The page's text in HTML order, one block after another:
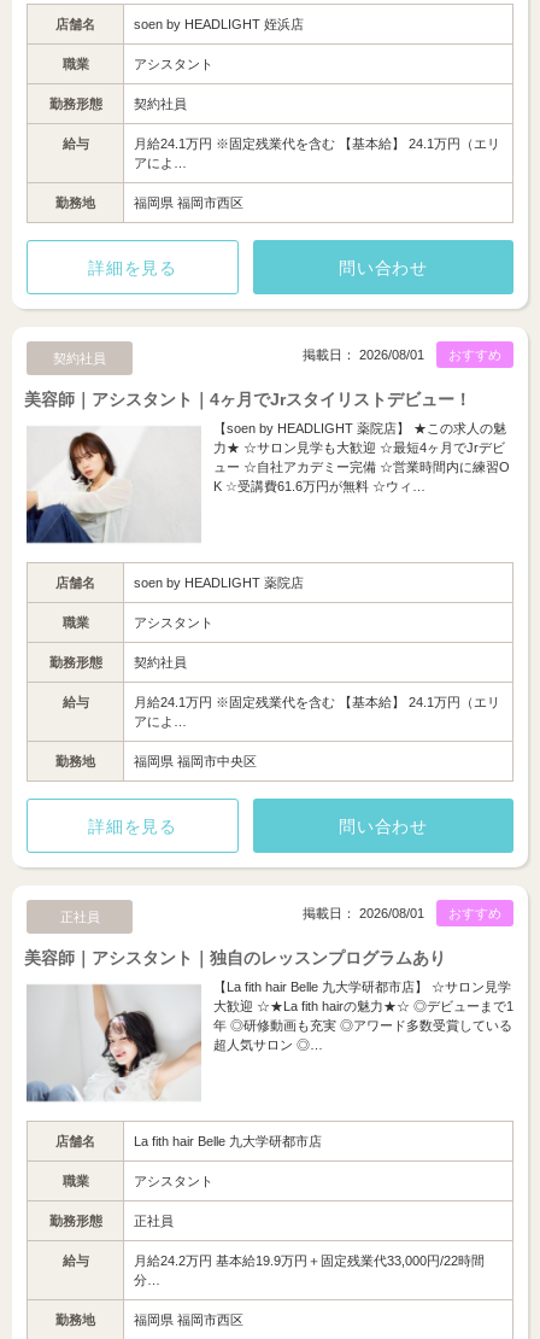
店舗名 soen by HEADLIGHT 姪浜店
職業 アシスタント
勤務形態 契約社員
給与
月給24.1万円 ※固定残業代を含む 【基本給】 24.1万円（エリ
アによ…
勤務地 福岡県 福岡市西区
詳細を見る 問い合わせ
契約社員 おすすめ
掲載日： 2026/08/01
美容師｜アシスタント｜4ヶ月でJrスタイリストデビュー！
【soen by HEADLIGHT 薬院店】 ★この求人の魅
力★ ☆サロン見学も大歓迎 ☆最短4ヶ月でJrデビ
ュー ☆自社アカデミー完備 ☆営業時間内に練習O
K ☆受講費61.6万円が無料 ☆ウィ…
店舗名 soen by HEADLIGHT 薬院店
職業 アシスタント
勤務形態 契約社員
給与
月給24.1万円 ※固定残業代を含む 【基本給】 24.1万円（エリ
アによ…
勤務地 福岡県 福岡市中央区
詳細を見る 問い合わせ
正社員 おすすめ
掲載日： 2026/08/01
美容師｜アシスタント｜独自のレッスンプログラムあり
【La fith hair Belle 九大学研都市店】 ☆サロン見学
大歓迎 ☆★La fith hairの魅力★☆ ◎デビューまで1
年 ◎研修動画も充実 ◎アワード多数受賞している
超人気サロン ◎…
店舗名 La fith hair Belle 九大学研都市店
職業 アシスタント
勤務形態 正社員
給与
月給24.2万円 基本給19.9万円＋固定残業代33,000円/22時間
分…
勤務地 福岡県 福岡市西区